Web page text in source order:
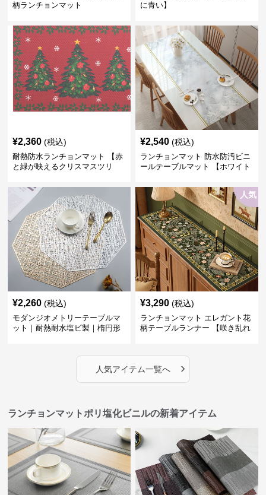
柄ランチョンマット
に青い】
¥2,360 (税込)
耐熱防水ランチョンマット 【赤
と緑が映えるクリスマスツリ
¥2,540 (税込)
ランチョンマット 防水防汚ビニ
ールテーブルマット 【ホワイト
¥2,260 (税込)
モダンジオメトリーテーブルマ
ット｜耐熱耐水塩ビ製｜楕円形
人気
¥3,290 (税込)
ランチョンマット エレガント花
柄テーブルランナー 【咲き乱れ
人気アイテム一覧へ ›
ランチョンマットポリ塩化ビニルの新着アイテム